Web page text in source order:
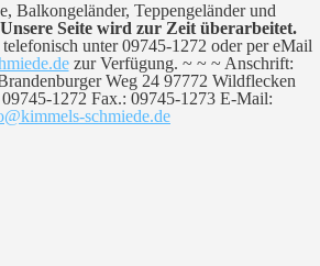
Balkongeländer, Teppengeländer und
Unsere Seite wird zur Zeit überarbeitet.
unter 09745-1272 oder per eMail
zur Verfügung. ~ ~ ~ Anschrift:
Weg 24 97772 Wildflecken
1272 Fax.: 09745-1273 E-Mail:
schmiede.de